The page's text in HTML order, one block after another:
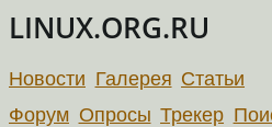
LINUX.ORG.RU
Новости Галерея Статьи
Форум Опросы Трекер